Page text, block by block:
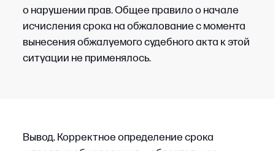
на материалы дела.
Подготовить текст жалобы
ШАГ 5
сведения о деле и участниках;
требование, адресованное суду: отменить акт,